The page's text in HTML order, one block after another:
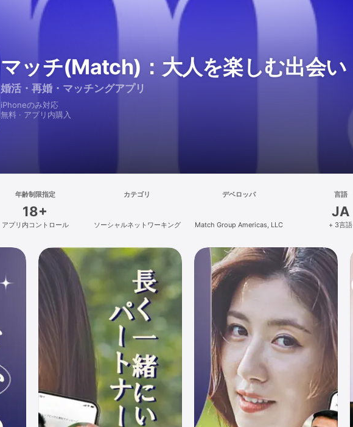
マッチ(Match)：大人を楽しむ出会い
婚活・再婚・マッチングアプリ
iPhoneのみ対応
無料 · アプリ内購入
年齢制限指定
18+
アプリ内コントロール
カテゴリ
ソーシャルネットワーキング
デベロッパ
Match Group Americas, LLC
言語
JA
+ 3言語